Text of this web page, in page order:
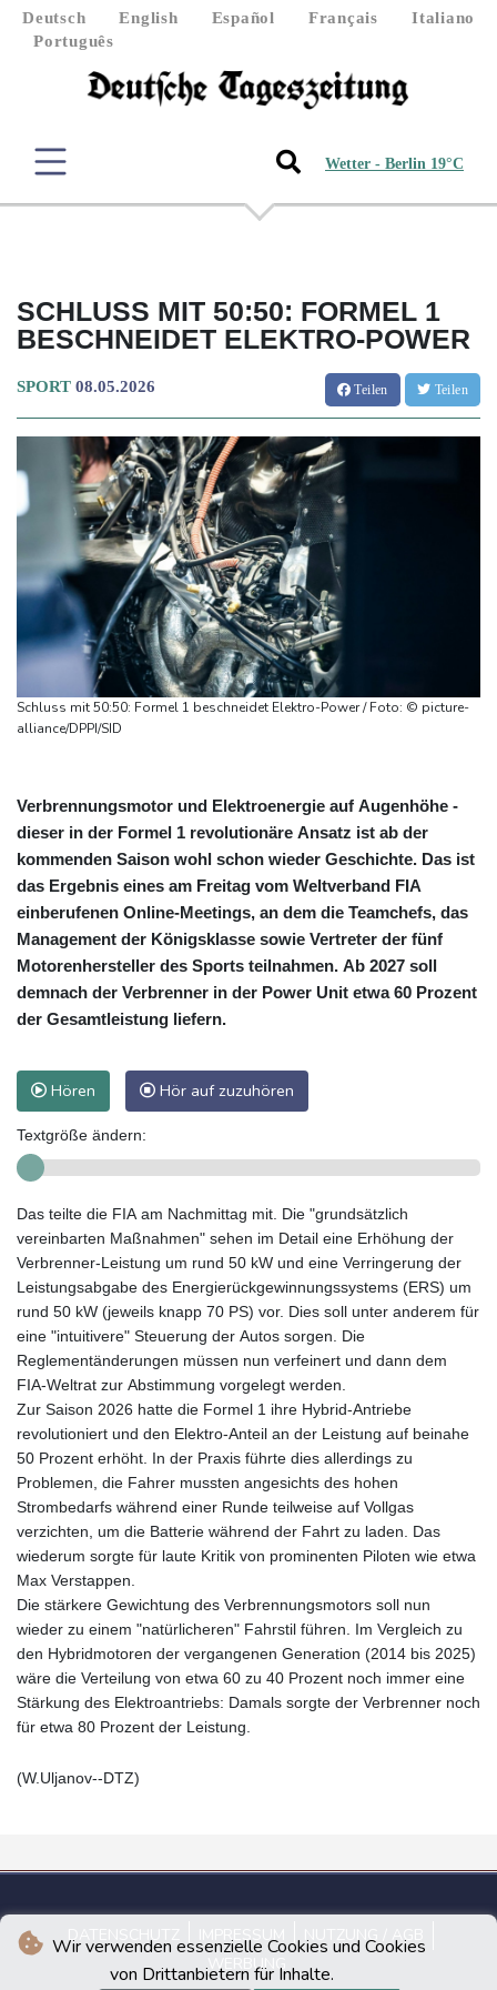
Wir verwenden essenzielle Cookies und Cookies
von Drittanbietern für Inhalte.
Deutsch English Español Français
Italiano
Português
Wetter - Berlin 19°C
SCHLUSS MIT 50:50: FORMEL 1
BESCHNEIDET ELEKTRO-POWER
SPORT 08.05.2026 Teilen Teilen
Schluss mit 50:50: Formel 1 beschneidet Elektro-Power / Foto: © picture-
alliance/DPPI/SID
Verbrennungsmotor und Elektroenergie auf Augenhöhe -
dieser in der Formel 1 revolutionäre Ansatz ist ab der
kommenden Saison wohl schon wieder Geschichte. Das ist
das Ergebnis eines am Freitag vom Weltverband FIA
einberufenen Online-Meetings, an dem die Teamchefs, das
Management der Königsklasse sowie Vertreter der fünf
Motorenhersteller des Sports teilnahmen. Ab 2027 soll
demnach der Verbrenner in der Power Unit etwa 60 Prozent
der Gesamtleistung liefern.
Hören Hör auf zuzuhören
Textgröße ändern:
Das teilte die FIA am Nachmittag mit. Die "grundsätzlich
vereinbarten Maßnahmen" sehen im Detail eine Erhöhung der
Verbrenner-Leistung um rund 50 kW und eine Verringerung der
Leistungsabgabe des Energierückgewinnungssystems (ERS) um
rund 50 kW (jeweils knapp 70 PS) vor. Dies soll unter anderem für
eine "intuitivere" Steuerung der Autos sorgen. Die
Reglementänderungen müssen nun verfeinert und dann dem
FIA-Weltrat zur Abstimmung vorgelegt werden.
Zur Saison 2026 hatte die Formel 1 ihre Hybrid-Antriebe
revolutioniert und den Elektro-Anteil an der Leistung auf beinahe
50 Prozent erhöht. In der Praxis führte dies allerdings zu
Problemen, die Fahrer mussten angesichts des hohen
Strombedarfs während einer Runde teilweise auf Vollgas
verzichten, um die Batterie während der Fahrt zu laden. Das
wiederum sorgte für laute Kritik von prominenten Piloten wie etwa
Max Verstappen.
Die stärkere Gewichtung des Verbrennungsmotors soll nun
wieder zu einem "natürlicheren" Fahrstil führen. Im Vergleich zu
den Hybridmotoren der vergangenen Generation (2014 bis 2025)
wäre die Verteilung von etwa 60 zu 40 Prozent noch immer eine
Stärkung des Elektroantriebs: Damals sorgte der Verbrenner noch
für etwa 80 Prozent der Leistung.
(W.Uljanov--DTZ)
DATENSCHUTZ IMPRESSUM
NUTZUNG / AGB
WERBUNG